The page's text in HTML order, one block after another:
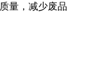
量，减少废品